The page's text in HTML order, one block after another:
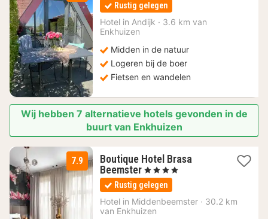
240
Rustig gelegen
Hotel in Andijk · 3.6 km van
Enkhuizen
Midden in de natuur
Logeren bij de boer
Fietsen en wandelen
Wij hebben 7 alternatieve hotels gevonden in de
buurt van Enkhuizen
7.9
Boutique Hotel Brasa
Beemster 1
nacht
vanaf
104,50
€
, 4 Sterren
Rustig gelegen
Hotel in Middenbeemster · 30.2 km
van Enkhuizen